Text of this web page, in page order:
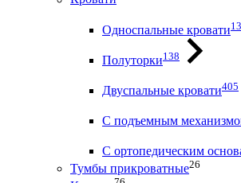
Односпальные кровати13
Полуторки138
Двуспальные кровати405
С подъемным
С ортопедическим
Тумбы прикроватные26